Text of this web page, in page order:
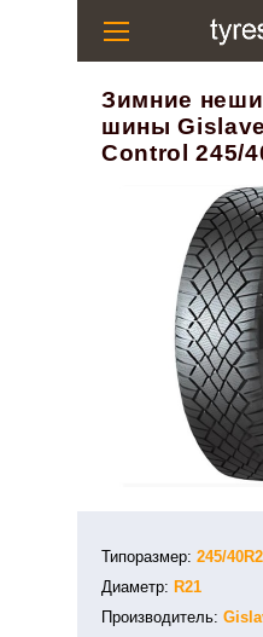
Зимние
шины
Control 245/
Типоразмер: 245/
Диаметр: R21
Производитель: